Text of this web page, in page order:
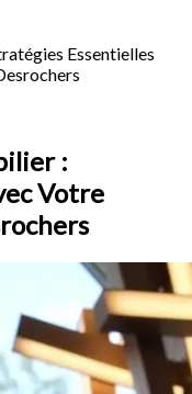
Essentielles
:
Votre